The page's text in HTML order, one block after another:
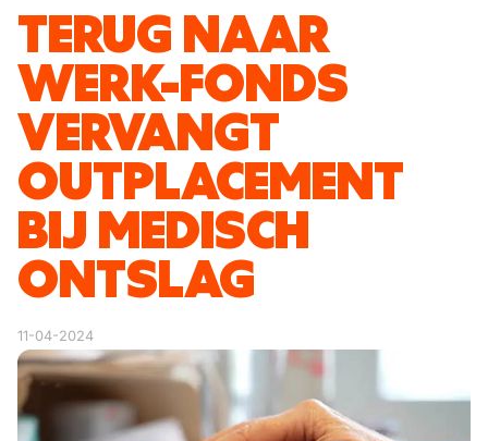
TERUG NAAR
WERK-FONDS
VERVANGT
OUTPLACEMENT
BIJ MEDISCH
ONTSLAG
11-04-2024